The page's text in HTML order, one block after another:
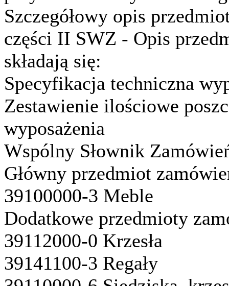
Szczegółowy opis
części II SWZ - Opis
składają się:
Specyfikacja techniczna
Zestawienie ilościowe
wyposażenia
Wspólny Słownik
Główny przedmiot
39100000-3 Meble
Dodatkowe przedmioty
39112000-0 Krzesła
39141100-3 Regały